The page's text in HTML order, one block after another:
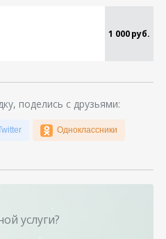
1 000 руб.
поделись с друзьями:
Одноклассники
услуги?